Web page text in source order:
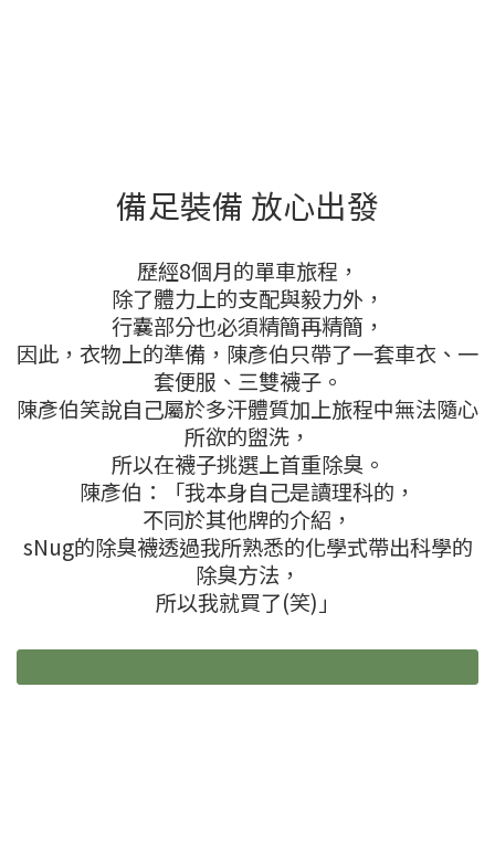
備足裝備 放心出發
歷經8個月的單車旅程，
除了體力上的支配與毅力外，
行囊部分也必須精簡再精簡，
因此，衣物上的準備，陳彥伯只帶了一套車衣、一
套便服、三雙襪子。
陳彥伯笑說自己屬於多汗體質加上旅程中無法隨心
所欲的盥洗，
所以在襪子挑選上首重除臭。
陳彥伯：「我本身自己是讀理科的，
不同於其他牌的介紹，
sNug的除臭襪透過我所熟悉的化學式帶出科學的
除臭方法，
所以我就買了(笑)」